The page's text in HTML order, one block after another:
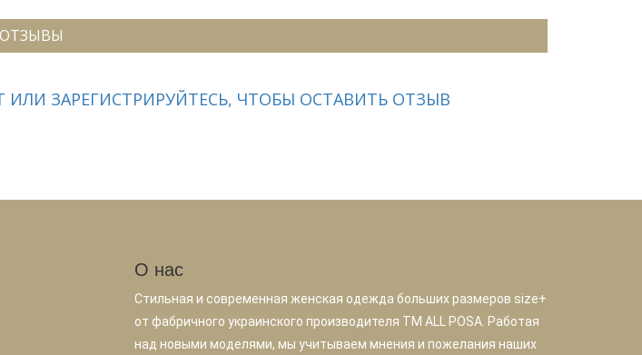
ОТЗЫВЫ
ЗАРЕГИСТРИРУЙТЕСЬ, ЧТОБЫ ОСТАВИТЬ ОТЗЫВ
О нас
Стильная и современная женская одежда больших размеров size+
от фабричного украинского производителя TM ALL POSA. Работая
над новыми моделями, мы учитываем мнения и пожелания наших